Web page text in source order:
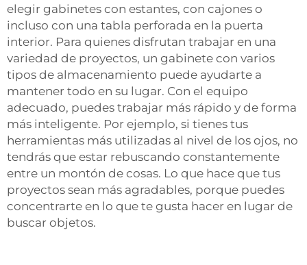
elegir gabinetes con estantes, con cajones o
incluso con una tabla perforada en la puerta
interior. Para quienes disfrutan trabajar en una
variedad de proyectos, un gabinete con varios
tipos de almacenamiento puede ayudarte a
mantener todo en su lugar. Con el equipo
adecuado, puedes trabajar más rápido y de forma
más inteligente. Por ejemplo, si tienes tus
herramientas más utilizadas al nivel de los ojos, no
tendrás que estar rebuscando constantemente
entre un montón de cosas. Lo que hace que tus
proyectos sean más agradables, porque puedes
concentrarte en lo que te gusta hacer en lugar de
buscar objetos.